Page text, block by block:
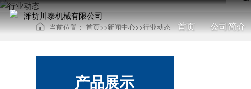
首页 公司简介
当前位置：首页>>新闻中心>>行业动态
产品展示